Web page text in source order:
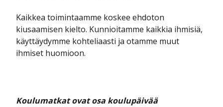
Kaikkea toimintaamme koskee ehdoton
kiusaamisen kielto. Kunnioitamme kaikkia ihmisiä,
käyttäydymme kohteliaasti ja otamme muut
ihmiset huomioon.
Koulumatkat ovat osa koulupäivää